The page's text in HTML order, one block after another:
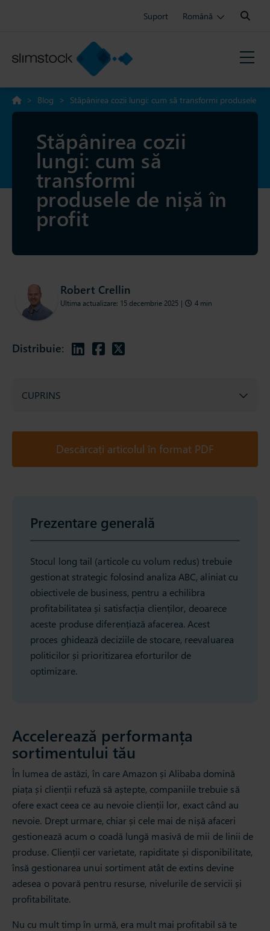
Suport Română
Search:
> Blog > Stăpânirea cozii lungi: cum să transformi produsele
de nișă în profit
Stăpânirea cozii
lungi: cum să
transformi
produsele de nișă în
profit
Distribuie:
Robert Crellin
Ultima actualizare: 15 decembrie 2025 | 4 min
CUPRINS
Descărcați articolul în format PDF
Prezentare generală
Stocul long tail (articole cu volum redus) trebuie
gestionat strategic folosind analiza ABC, aliniat cu
obiectivele de business, pentru a echilibra
profitabilitatea și satisfacția clienților, deoarece
aceste produse diferențiază afacerea. Acest
proces ghidează deciziile de stocare, reevaluarea
politicilor și prioritizarea eforturilor de
optimizare.
Accelerează performanța
sortimentului tău
În lumea de astăzi, în care Amazon și Alibaba domină
piața și clienții refuză să aștepte, companiile trebuie să
ofere exact ceea ce au nevoie clienții lor, exact când au
nevoie. Drept urmare, chiar și cele mai de nișă afaceri
gestionează acum o coadă lungă masivă de mii de linii de
produse. Clienții cer varietate, rapiditate și disponibilitate,
însă gestionarea unui sortiment atât de extins devine
adesea o povară pentru resurse, nivelurile de servicii și
profitabilitate.
Nu cu mult timp în urmă, era mult mai profitabil să te